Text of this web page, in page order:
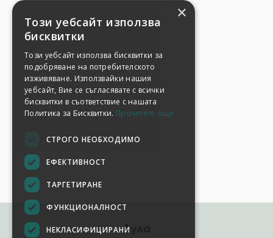
Аула
×
Този уебсайт използва
бисквитки
Този уебсайт използва бисквитки за
подобряване на потребителското
изживяване. Използвайки нашия
уебсайт, Вие се съгласявате с всички
бисквитки в съответствие с нашата
Политика за Бисквитки. Прочетете още
СТРОГО НЕОБХОДИМО
ЕФЕКТИВНОСТ
ТАРГЕТИРАНЕ
ФУНКЦИОНАЛНОСТ
НЕКЛАСИФИЦИРАНИ